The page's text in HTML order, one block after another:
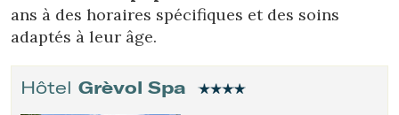
ans à des horaires spécifiques et des soins
adaptés à leur âge.
Hôtel Grèvol Spa